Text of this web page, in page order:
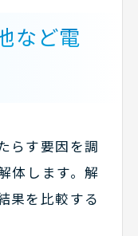
など電
らす要因を調
体します。解
果を比較する